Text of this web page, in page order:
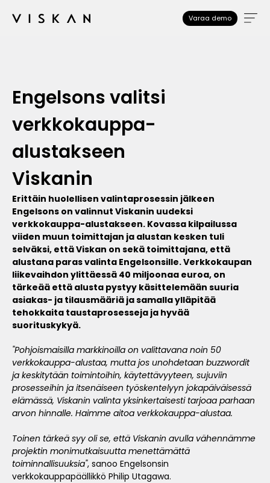
Varaa demo
Engelsons valitsi
verkkokauppa-
alustakseen
Viskanin
Erittäin huolellisen valintaprosessin jälkeen
Engelsons on valinnut Viskanin uudeksi
verkkokauppa-alustakseen. Kovassa kilpailussa
viiden muun toimittajan ja alustan kesken tuli
selväksi, että Viskan on sekä toimittajana, että
alustana paras valinta Engelsonsille. Verkkokaupan
liikevaihdon ylittäessä 40 miljoonaa euroa, on
tärkeää että alusta pystyy käsittelemään suuria
asiakas- ja tilausmääriä ja samalla ylläpitää
tehokkaita taustaprosesseja ja hyvää
suorituskykyä.
"Pohjoismaisilla markkinoilla on valittavana noin 50
verkkokauppa-alustaa, mutta jos unohdetaan buzzwordit
ja keskitytään toimintoihin, käytettävyyteen, sujuviin
prosesseihin ja itsenäiseen työskentelyyn jokapäiväisessä
elämässä, Viskanin valinta yksinkertaisesti tarjoaa parhaan
arvon hinnalle. Haimme aitoa verkkokauppa-alustaa.
Toinen tärkeä syy oli se, että Viskanin avulla vähennämme
projektin monimutkaisuutta menettämättä
toiminnallisuuksia", sanoo Engelsonsin
verkkokauppapäällikkö Philip Utagawa.